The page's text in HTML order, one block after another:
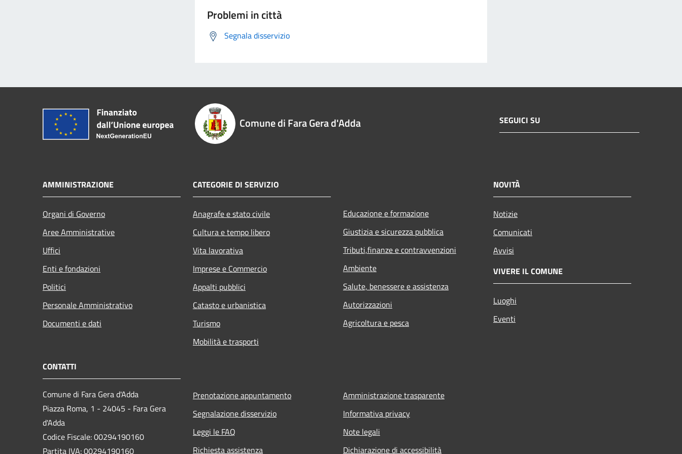
Problemi in città
Segnala disservizio
Comune di Fara Gera d'Adda SEGUICI SU
AMMINISTRAZIONE
Organi di Governo
Aree Amministrative
Uffici
Enti e fondazioni
Politici
Personale Amministrativo
Documenti e dati
CATEGORIE DI SERVIZIO
Anagrafe e stato civile
Cultura e tempo libero
Vita lavorativa
Imprese e Commercio
Appalti pubblici
Catasto e urbanistica
Turismo
Mobilità e trasporti
Educazione e formazione
Giustizia e sicurezza pubblica
Tributi,finanze e contravvenzioni
Ambiente
Salute, benessere e assistenza
Autorizzazioni
Agricoltura e pesca
NOVITÀ
Notizie
Comunicati
Avvisi
VIVERE IL COMUNE
Luoghi
Eventi
CONTATTI
Comune di Fara Gera d'Adda
Piazza Roma, 1 - 24045 - Fara Gera
d'Adda
Codice Fiscale: 00294190160
Partita IVA: 00294190160
Prenotazione appuntamento
Segnalazione disservizio
Leggi le FAQ
Richiesta assistenza
Amministrazione trasparente
Informativa privacy
Note legali
Dichiarazione di accessibilità